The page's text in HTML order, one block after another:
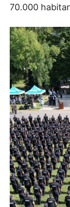
70.000